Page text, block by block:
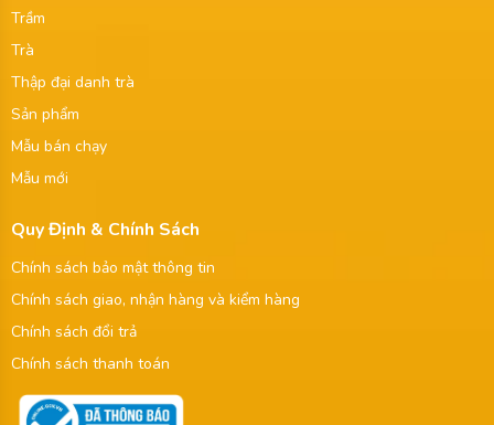
Trầm
Trà
Thập đại danh trà
Sản phẩm
Mẫu bán chạy
Mẫu mới
Quy Định & Chính Sách
Chính sách bảo mật thông tin
Chính sách giao, nhận hàng và kiểm hàng
Chính sách đổi trả
Chính sách thanh toán